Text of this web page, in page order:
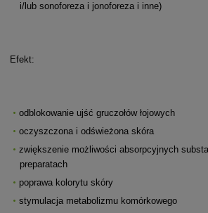
i/lub sonoforeza i jonoforeza i inne)
Efekt:
odblokowanie ujść gruczołów łojowych
oczyszczona i odświeżona skóra
zwiększenie możliwości absorpcyjnych
preparatach
poprawa kolorytu skóry
stymulacja metabolizmu komórkowego